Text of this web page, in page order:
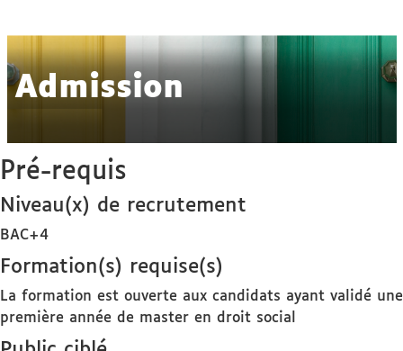
Admission
Pré-requis
Niveau(x) de recrutement
BAC+4
Formation(s) requise(s)
La formation est ouverte aux candidats ayant validé une
première année de master en droit social